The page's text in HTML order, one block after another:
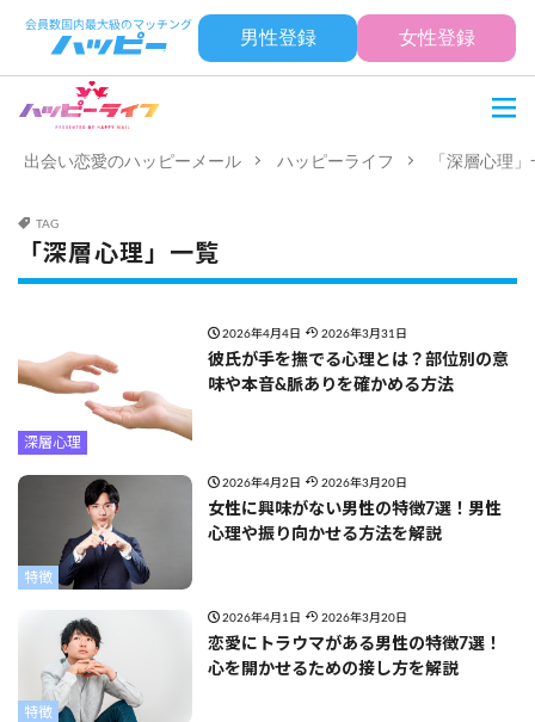
男性登録 女性登録
出会い恋愛のハッピーメール ハッピーライフ 「深層心理
TAG
「深層心理」一覧
深層心理
2026年4月4日 2026年3月31日
彼氏が手を撫でる心理とは？部位別の意
味や本音&脈ありを確かめる方法
特徴
2026年4月2日 2026年3月20日
女性に興味がない男性の特徴7選！男性
心理や振り向かせる方法を解説
特徴
2026年4月1日 2026年3月20日
恋愛にトラウマがある男性の特徴7選！
心を開かせるための接し方を解説